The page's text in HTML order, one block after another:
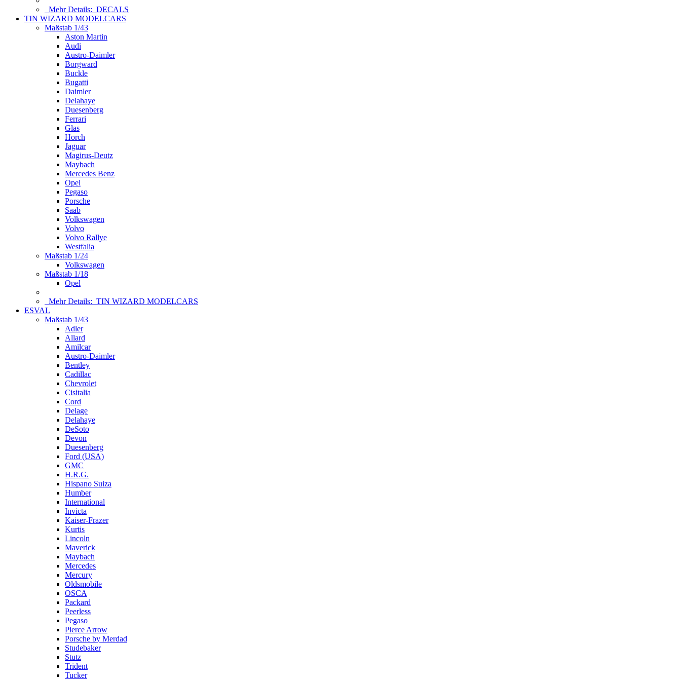
Mehr Details: DECALS
TIN WIZARD MODELCARS
Maßstab 1/43
Aston Martin
Audi
Austro-Daimler
Borgward
Buckle
Bugatti
Daimler
Delahaye
Duesenberg
Ferrari
Glas
Horch
Jaguar
Magirus-Deutz
Maybach
Mercedes Benz
Opel
Pegaso
Porsche
Saab
Volkswagen
Volvo
Volvo Rallye
Westfalia
Maßstab 1/24
Volkswagen
Maßstab 1/18
Opel
Mehr Details: TIN WIZARD MODELCARS
ESVAL
Maßstab 1/43
Adler
Allard
Amilcar
Austro-Daimler
Bentley
Cadillac
Chevrolet
Cisitalia
Cord
Delage
Delahaye
DeSoto
Devon
Duesenberg
Ford (USA)
GMC
H.R.G.
Hispano Suiza
Humber
International
Invicta
Kaiser-Frazer
Kurtis
Lincoln
Maverick
Maybach
Mercedes
Mercury
Oldsmobile
OSCA
Packard
Peerless
Pegaso
Pierce Arrow
Porsche by Merdad
Studebaker
Stutz
Trident
Tucker